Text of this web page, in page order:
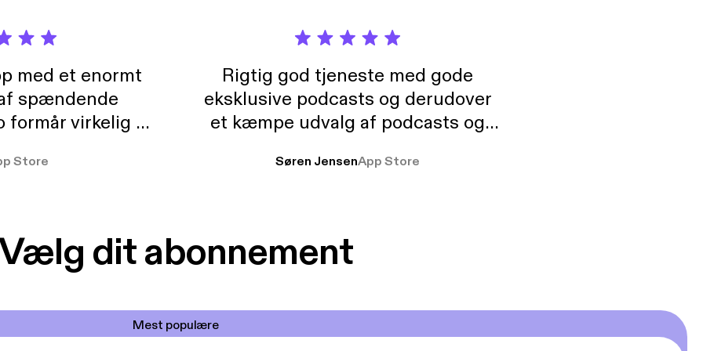
med et enormt
spændende
formår virkelig at
At der så også
Store
Rigtig god tjeneste med gode
eksklusive podcasts og derudover
et kæmpe udvalg af podcasts og
ikke andet så udelukkende pga
Søren JensenApp Store
dit abonnement
Mest populære